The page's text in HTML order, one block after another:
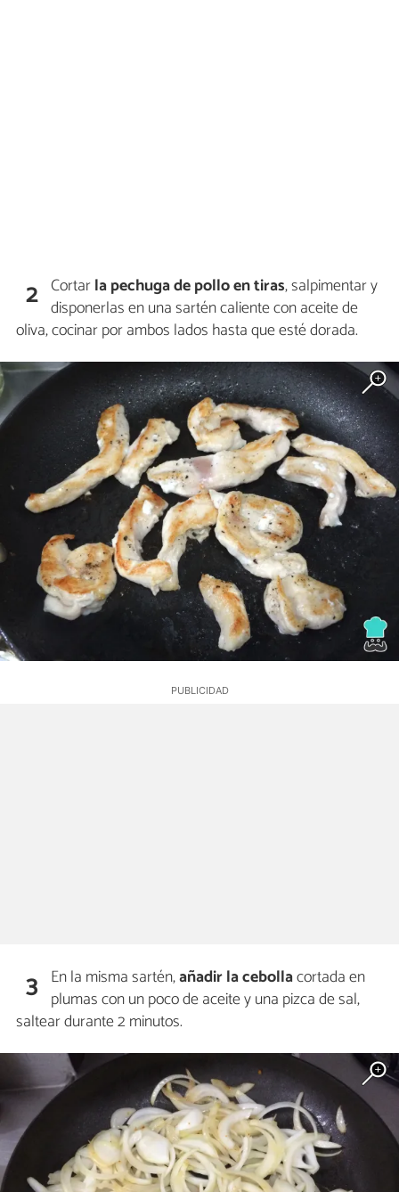
2 Cortarla pechuga de pollo en tiras, salpimentar y
disponerlas en una sartén caliente con aceite de
oliva, cocinar por ambos lados hasta que esté dorada.
3 En la misma sartén,añadir la cebollacortada en
plumas con un poco de aceite y una pizca de sal,
saltear durante 2 minutos.